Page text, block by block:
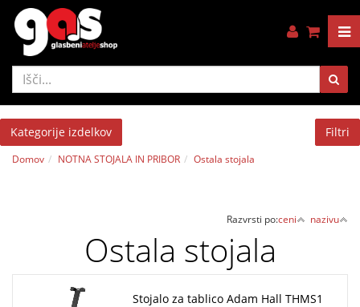
Kategorije izdelkov Filtri
Domov NOTNA STOJALA IN PRIBOR Ostala stojala
Razvrsti po:ceni nazivu
Ostala stojala
Stojalo za tablico Adam Hall THMS1